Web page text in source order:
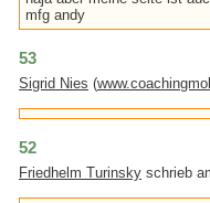
mfg andy
53
Sigrid Nies (
52
Friedhelm Turinsky schrieb